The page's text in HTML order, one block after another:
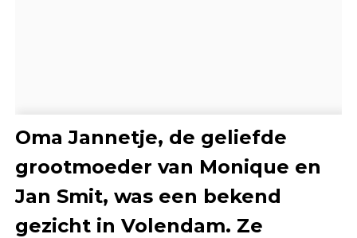
Oma Jannetje, de geliefde
grootmoeder van Monique en
Jan Smit, was een bekend
gezicht in Volendam. Ze